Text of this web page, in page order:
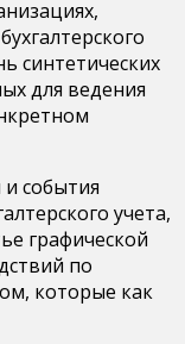
синтетических
для ведения
события
учета,
графической
по
которые как